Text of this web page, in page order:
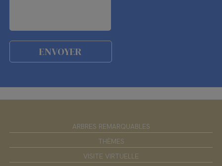
ARBRES REMARQUABLES
THÈMES
VISITE VIRTUELLE